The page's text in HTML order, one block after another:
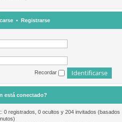
• Registrarse
Recordar
está conectado?
0 registrados, 0 ocultos y 204 invitados (basados